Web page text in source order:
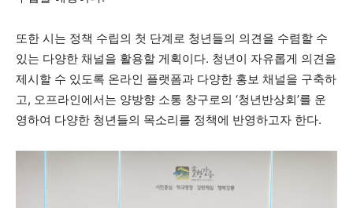
또한 시는 정책 수립의 첫 단계로 청년들의 의견을 수렴할 수
있는 다양한 채널을 활용할 게획이다. 청년이 자유롭게 의견을
제시할 수 있도록 온라인 플랫폼과 다양한 홍보 채널을 구축하
고, 오프라인에서는 양방향 소통 창구로의 ‘청년반상회’를 운
영하여 다양한 청년들의 목소리를 정책에 반영하고자 한다.